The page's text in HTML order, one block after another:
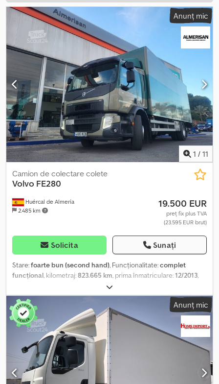
Anunț mic
1 / 11
Huércal de Almería
2.485 km
Camion de colectare colete
Volvo FE280
19.500 EUR
preț fix plus TVA
(23.595 EUR brut)
Solicita Sunați
Stare:foarte bun (second hand), Funcționalitate:complet
funcțional , kilometraj:823.665 km , prima înmatriculare:12/2013
, greutatea goală:
maximă de încărcare:8.690 kg, dimensiunea anvelopei:
315/80R22.5
, starea anvelopelor:50 procent , configurație ax:4x2,
ampatament:
5.495 mm, combustibil:motorină
frânare de
motor, culoare:maro, cabină șofer: cabina de zi, tip de angrenaj:
, clasă de emisii:Euro 6 , suspensie:
, număr de
locuri:2, lungime totală:9.815 mm
înălțime totală:2.900 mm , sarcină permisă pe axă (axa 1):
sarcina maximă admisă pe axă (axa 2):
spațiului de încărcare:
7.600 mm , lățimea spațiului de încărcare:
Anunț mic